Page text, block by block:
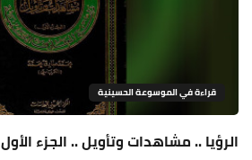
قراءة في الموسوعة الحسينية
الرؤيا .. مشاهدات وتأويل .. الجزء الأول